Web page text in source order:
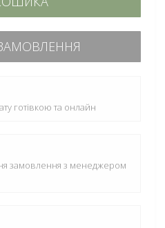
готівкою та онлайн
замовлення з менеджером